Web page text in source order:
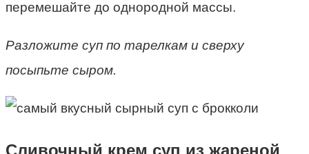
перемешайте до однородной массы.
Разложите суп по тарелкам и сверху
посыпьте сыром.